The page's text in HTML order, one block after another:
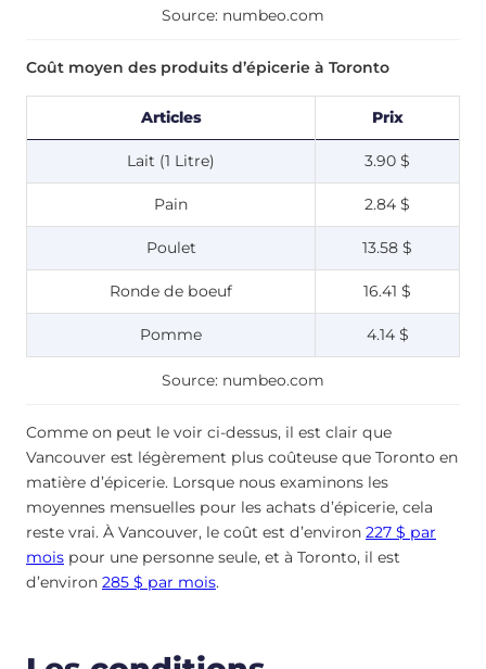
Source: numbeo.com
Coût moyen des produits d’épicerie à Toronto
Articles Prix
Lait (1 Litre) 3.90 $
Pain 2.84 $
Poulet 13.58 $
Ronde de boeuf 16.41 $
Pomme 4.14 $
Source: numbeo.com
Comme on peut le voir ci-dessus, il est clair que
Vancouver est légèrement plus coûteuse que Toronto en
matière d’épicerie. Lorsque nous examinons les
moyennes mensuelles pour les achats d’épicerie, cela
reste vrai. À Vancouver, le coût est d’environ 227 $ par
mois pour une personne seule, et à Toronto, il est
d’environ 285 $ par mois.